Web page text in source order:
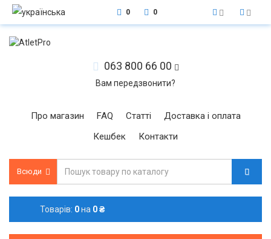
0 0
063 800 66 00
Вам передзвонити?
Про магазин FAQ Статті
Доставка і оплата
Кешбек
Контакти
Всюди
Товарів: 0на 0 ₴